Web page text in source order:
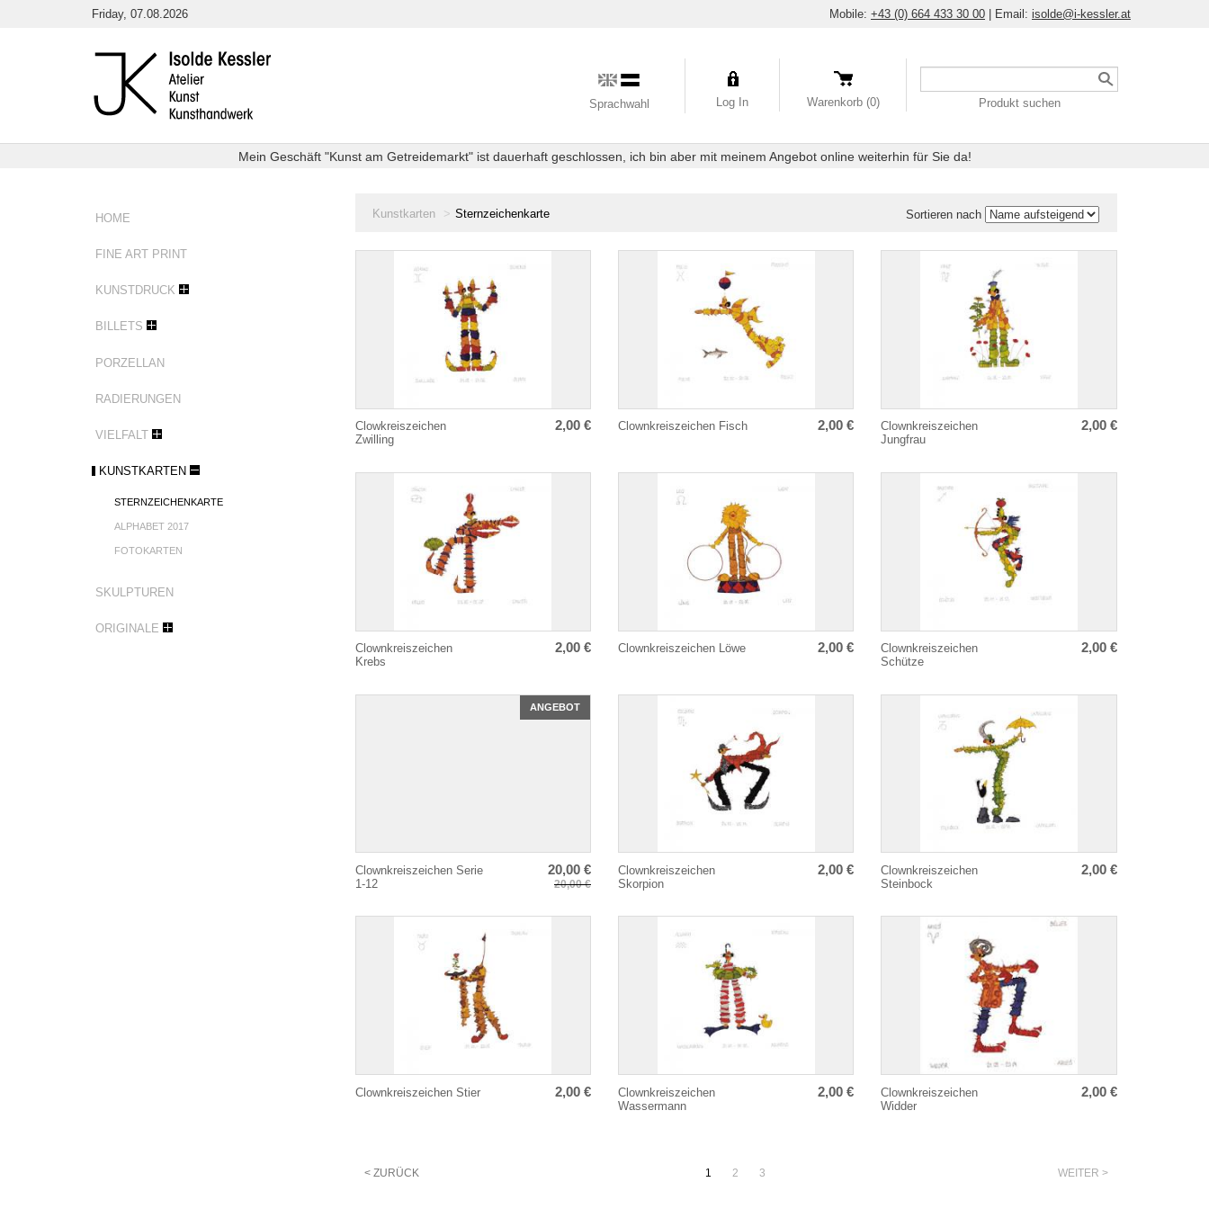
Friday, 07.08.2026 Mobile: +43 (0) 664 433 30 00 | Email: isolde@i-kessler.at
Sprachwahl Log In Warenkorb (0)
Produkt
Produkt suchen
Mein Geschäft "Kunst am Getreidemarkt" ist dauerhaft geschlossen, ich bin aber mit meinem Angebot online weiterhin für Sie da!
HOME
FINE ART PRINT
KUNSTDRUCK
BILLETS
PORZELLAN
RADIERUNGEN
VIELFALT
KUNSTKARTEN
STERNZEICHENKARTE
ALPHABET 2017
FOTOKARTEN
SKULPTUREN
ORIGINALE
Sie
Kunstkarten Sternzeichenkarte Sortieren nach
Clowkreiszeichen
Zwilling
2,00 € Clownkreiszeichen Fisch 2,00 €
Clownkreiszeichen
Jungfrau
2,00 €
Clownkreiszeichen
Krebs
2,00 € Clownkreiszeichen Löwe 2,00 €
Clownkreiszeichen
Schütze
2,00 €
ANGEBOT
Clownkreiszeichen Serie
1-12
20,00 €
20,00 €
Clownkreiszeichen
Skorpion
2,00 €
Clownkreiszeichen
Steinbock
2,00 €
Clownkreiszeichen Stier 2,00 €
Clownkreiszeichen
Wassermann
2,00 €
Clownkreiszeichen
Widder
2,00 €
< ZURÜCK 1 2 3 WEITER >